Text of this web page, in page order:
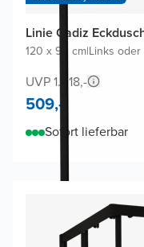
Linie Cadiz
120 x 90 cm|Links
UVP 1.018,-
509,-
Sofort lieferbar